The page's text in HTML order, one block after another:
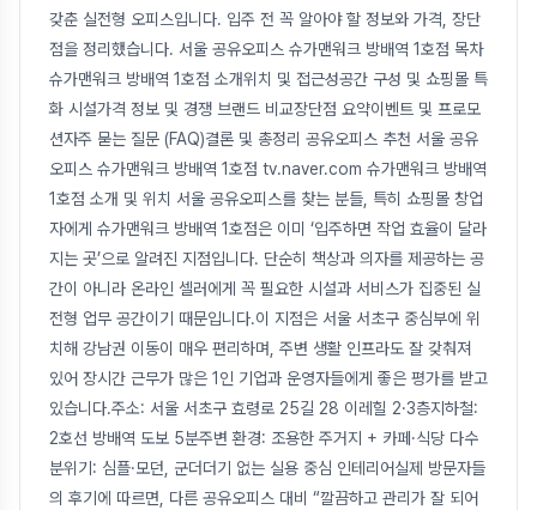
갖춘 실전형 오피스입니다. 입주 전 꼭 알아야 할 정보와 가격, 장단
점을 정리했습니다. 서울 공유오피스 슈가맨워크 방배역 1호점 목차
슈가맨워크 방배역 1호점 소개위치 및 접근성공간 구성 및 쇼핑몰 특
화 시설가격 정보 및 경쟁 브랜드 비교장단점 요약이벤트 및 프로모
션자주 묻는 질문 (FAQ)결론 및 총정리 공유오피스 추천 서울 공유
오피스 슈가맨워크 방배역 1호점 tv.naver.com 슈가맨워크 방배역
1호점 소개 및 위치 서울 공유오피스를 찾는 분들, 특히 쇼핑몰 창업
자에게 슈가맨워크 방배역 1호점은 이미 ‘입주하면 작업 효율이 달라
지는 곳’으로 알려진 지점입니다. 단순히 책상과 의자를 제공하는 공
간이 아니라 온라인 셀러에게 꼭 필요한 시설과 서비스가 집중된 실
전형 업무 공간이기 때문입니다.이 지점은 서울 서초구 중심부에 위
치해 강남권 이동이 매우 편리하며, 주변 생활 인프라도 잘 갖춰져
있어 장시간 근무가 많은 1인 기업과 운영자들에게 좋은 평가를 받고
있습니다.주소: 서울 서초구 효령로 25길 28 이레힐 2·3층지하철:
2호선 방배역 도보 5분주변 환경: 조용한 주거지 + 카페·식당 다수
분위기: 심플·모던, 군더더기 없는 실용 중심 인테리어실제 방문자들
의 후기에 따르면, 다른 공유오피스 대비 “깔끔하고 관리가 잘 되어